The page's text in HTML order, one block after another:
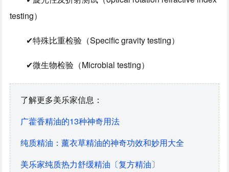
testing）
✔特殊比重检验（Specific gravity testing）
✔微生物检验（Microbial testing）
了解更多美乐家信息：
广藿香精油的13种神奇用法
纯质精油：薰衣草精油的神奇功效和妙用大全
美乐家纯质热力舒缓精油〔复方精油〕